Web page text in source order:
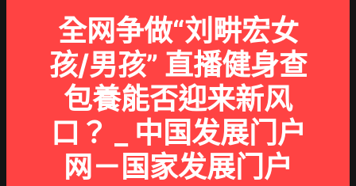
全网争做“刘畊宏女
孩/男孩” 直播健身查
包養能否迎来新风
口？ _ 中国发展门户
网－国家发展门户